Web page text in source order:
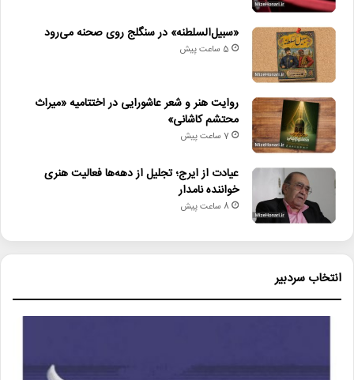
«سبیل‌السلطنه» در سنگلج روی صحنه می‌رود
5 ساعت پیش
روایت هنر و شعر عاشورایی در اختتامیه «میراث
محتشم کاشانی»
7 ساعت پیش
عیادت از ایرج؛ تجلیل از دهه‌ها فعالیت هنری
خواننده نامدار
8 ساعت پیش
انتخاب سردبیر